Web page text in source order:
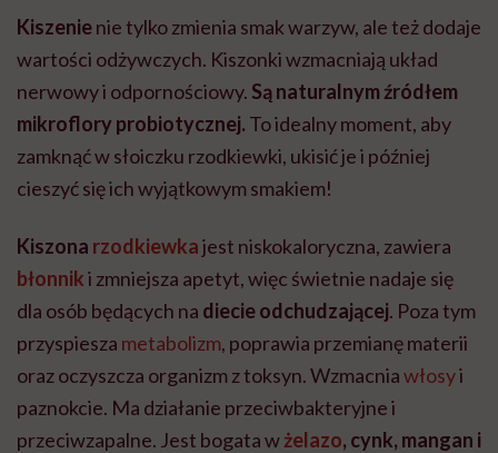
Kiszenienie tylko zmienia smak warzyw, ale też dodaje
wartości odżywczych. Kiszonki wzmacniają układ
nerwowy i odpornościowy. Są naturalnym źródłem
mikroflory probiotycznej. To idealny moment, aby
zamknąć w słoiczku rzodkiewki, ukisić je i później
cieszyć się ich wyjątkowym smakiem!
Kiszona rzodkiewkajest niskokaloryczna, zawiera
błonniki zmniejsza apetyt, więc świetnie nadaje się
dla osób będących na diecie odchudzającej. Poza tym
przyspiesza metabolizm, poprawia przemianę materii
oraz oczyszcza organizm z toksyn. Wzmacniawłosyi
paznokcie. Ma działanie przeciwbakteryjne i
przeciwzapalne. Jest bogata wżelazo, cynk, mangan i